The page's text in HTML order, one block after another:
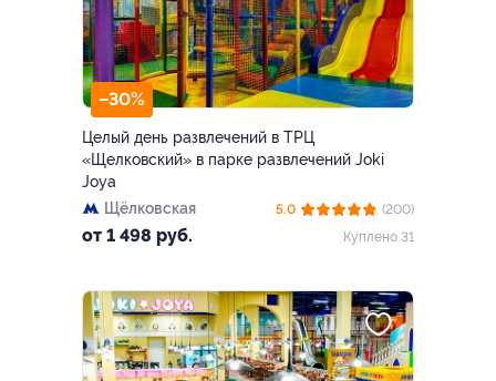
–30%
Целый день развлечений в ТРЦ
«Щелковский» в парке развлечений Joki
Joya
Щёлковская
от 1 498 руб.
5.0
(200)
Куплено 31